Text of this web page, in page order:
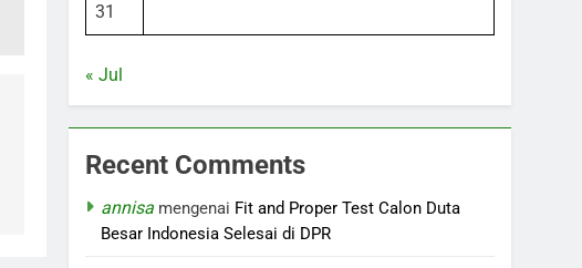
31
« Jul
Recent Comments
annisa mengenai Fit and Proper Test Calon Duta
Besar Indonesia Selesai di DPR